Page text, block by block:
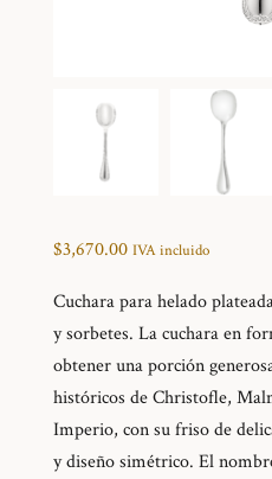
$3,670.00 IVA incluido
Cuchara para helado
y sorbetes. La cuchara en
obtener una porción
históricos de Christofle,
Imperio, con su friso de
y diseño simétrico. El